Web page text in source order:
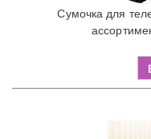
Сумочка для